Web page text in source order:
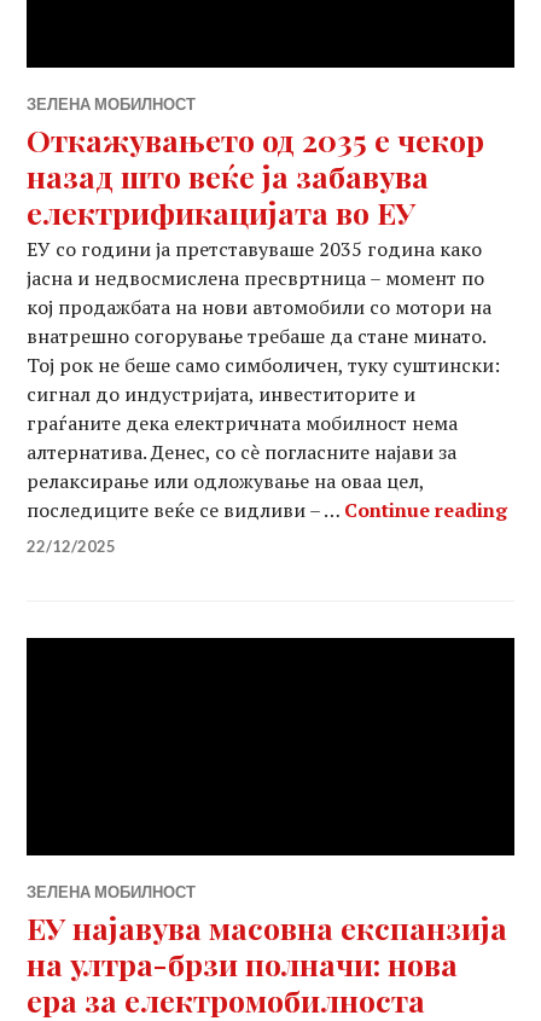
ЗЕЛЕНА МОБИЛНОСТ
Откажувањето од 2035 е чекор
назад што веќе ја забавува
електрификацијата во ЕУ
ЕУ со години ја претставуваше 2035 година како
јасна и недвосмислена пресвртница – момент по
кој продажбата на нови автомобили со мотори на
внатрешно согорување требаше да стане минато.
Тој рок не беше само симболичен, туку суштински:
сигнал до индустријата, инвеститорите и
граѓаните дека електричната мобилност нема
алтернатива. Денес, со сè погласните најави за
релаксирање или одложување на оваа цел,
последиците веќе се видливи – … Continue reading
22/12/2025
ЗЕЛЕНА МОБИЛНОСТ
ЕУ најавува масовна експанзија
на ултра-брзи полначи: нова
ера за електромобилноста